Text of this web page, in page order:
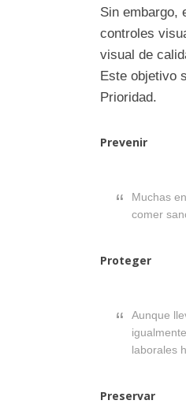
Sin embargo,
controles
visual de
Este objetivo
Prioridad.
Prevenir
Muchas
comer
Proteger
Aunque
laborales
Preservar